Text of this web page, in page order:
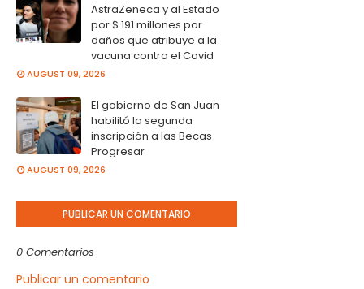
AstraZeneca y al Estado
por $ 191 millones por
daños que atribuye a la
vacuna contra el Covid
AUGUST 09, 2026
El gobierno de San Juan
habilitó la segunda
inscripción a las Becas
Progresar
AUGUST 09, 2026
PUBLICAR UN COMENTARIO
0 Comentarios
Publicar un comentario